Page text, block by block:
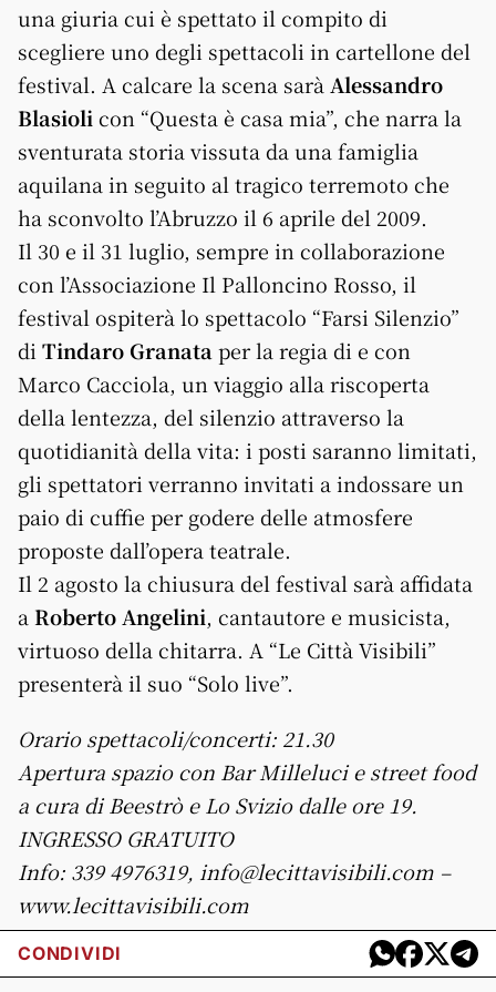
una giuria cui è spettato il compito di
scegliere uno degli spettacoli in cartellone del
festival. A calcare la scena sarà Alessandro
Blasioli con “Questa è casa mia”, che narra la
sventurata storia vissuta da una famiglia
aquilana in seguito al tragico terremoto che
ha sconvolto l’Abruzzo il 6 aprile del 2009.
Il 30 e il 31 luglio, sempre in collaborazione
con l’Associazione Il Palloncino Rosso, il
festival ospiterà lo spettacolo “Farsi Silenzio”
di Tindaro Granata per la regia di e con
Marco Cacciola, un viaggio alla riscoperta
della lentezza, del silenzio attraverso la
quotidianità della vita: i posti saranno limitati,
gli spettatori verranno invitati a indossare un
paio di cuffie per godere delle atmosfere
proposte dall’opera teatrale.
Il 2 agosto la chiusura del festival sarà affidata
a Roberto Angelini, cantautore e musicista,
virtuoso della chitarra. A “Le Città Visibili”
presenterà il suo “Solo live”.
Orario spettacoli/concerti: 21.30
Apertura spazio con Bar Milleluci e street food
a cura di Beestrò e Lo Svizio dalle ore 19.
INGRESSO GRATUITO
Info: 339 4976319, info@lecittavisibili.com –
www.lecittavisibili.com
CONDIVIDI